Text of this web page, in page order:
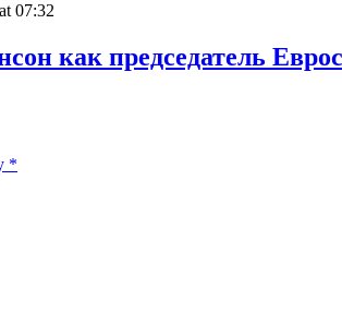
07:32
как председатель
*